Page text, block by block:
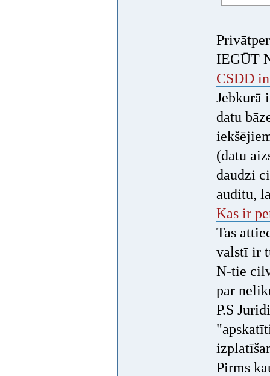
IEGŪT
CSDD
Jebkurā
datu
(datu
daudzi
auditu,
Kas ir
Tas
valstī ir
N-tie
par
P.S
Pirms